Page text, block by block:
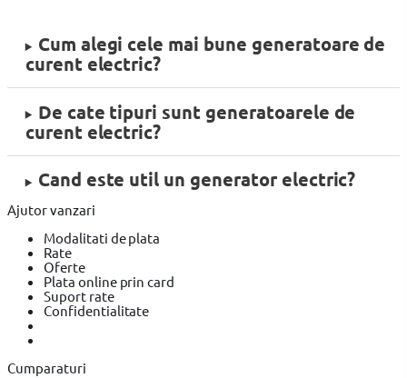
Cum alegi cele mai bune generatoare de
curent electric?
De cate tipuri sunt generatoarele de
curent electric?
Cand este util un generator electric?
Ajutor vanzari
Modalitati de plata
Rate
Oferte
Plata online prin card
Suport rate
Confidentialitate
Cumparaturi